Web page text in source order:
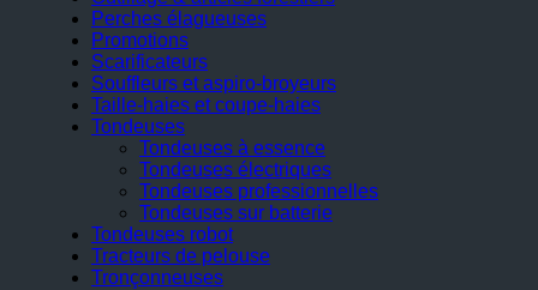
Perches élagueuses
Promotions
Scarificateurs
Souffleurs et aspiro-broyeurs
Taille-haies et coupe-haies
Tondeuses
Tondeuses à essence
Tondeuses électriques
Tondeuses professionnelles
Tondeuses sur batterie
Tondeuses robot
Tracteurs de pelouse
Tronçonneuses